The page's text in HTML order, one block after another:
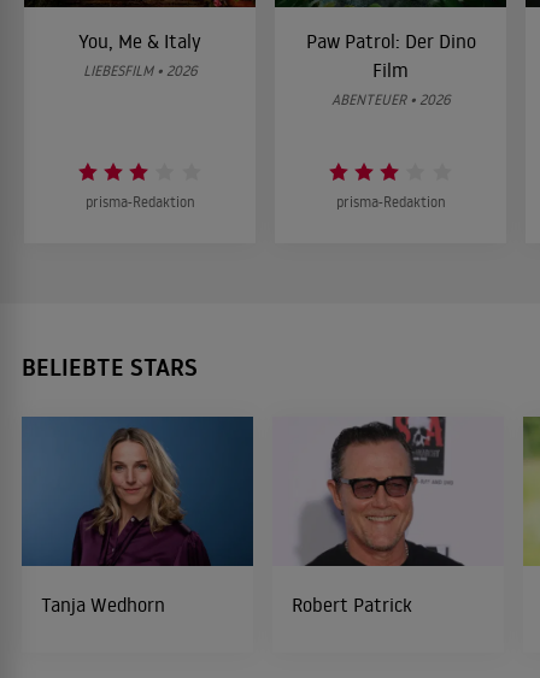
You, Me & Italy
LIEBESFILM • 2026
prisma-Redaktion
Paw Patrol: Der Dino
Film
ABENTEUER • 2026
prisma-Redaktion
BELIEBTE STARS
Tanja Wedhorn Robert Patrick